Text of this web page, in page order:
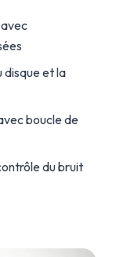
disque et la
boucle de
du bruit